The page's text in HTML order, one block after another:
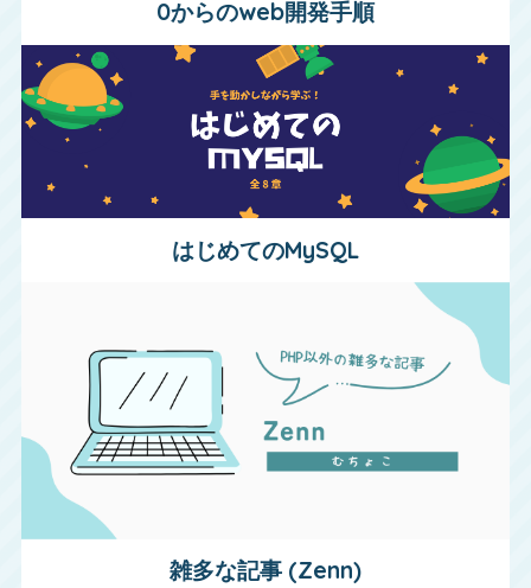
0からのweb開発手順
はじめてのMySQL
雑多な記事 (Zenn)